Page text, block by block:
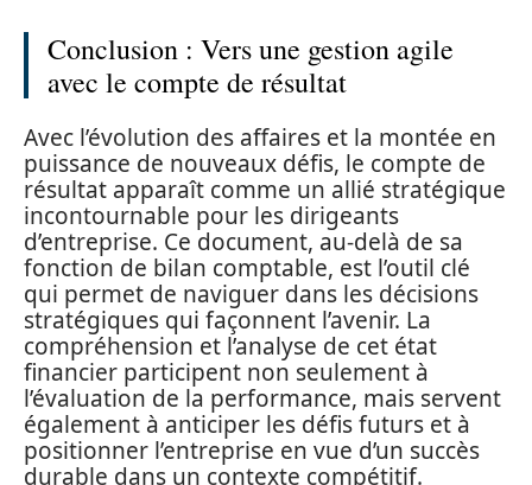
Conclusion : Vers une gestion agile
avec le compte de résultat
Avec l’évolution des affaires et la montée en
puissance de nouveaux défis, le compte de
résultat apparaît comme un allié stratégique
incontournable pour les dirigeants
d’entreprise. Ce document, au-delà de sa
fonction de bilan comptable, est l’outil clé
qui permet de naviguer dans les décisions
stratégiques qui façonnent l’avenir. La
compréhension et l’analyse de cet état
financier participent non seulement à
l’évaluation de la performance, mais servent
également à anticiper les défis futurs et à
positionner l’entreprise en vue d’un succès
durable dans un contexte compétitif.